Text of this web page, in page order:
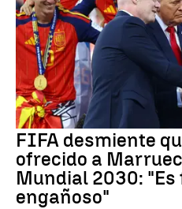
FIFA desmiente
ofrecido a
Mundial 2030: "Es
engañoso"